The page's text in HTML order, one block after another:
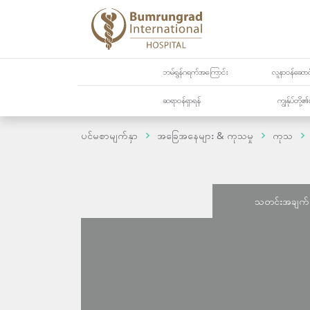
ဘမ်ရွန်ဂရက်အကြောင်း လူနာဝန်ဆော
ဆရာဝန်ရှာရန် ကျွန်ုပ်တို့၏
ပင်မစာမျက်နှာ အခြေအနေများ & ကုသမှု ကုသ
သတင်းအခ